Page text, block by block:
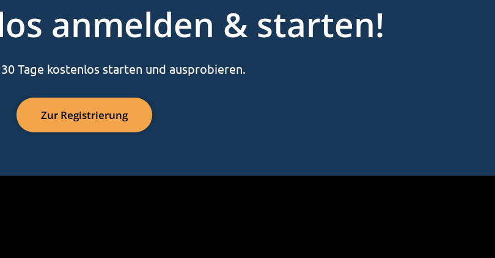
anmelden & starten!
Tage kostenlos starten und ausprobieren.
Zur Registrierung